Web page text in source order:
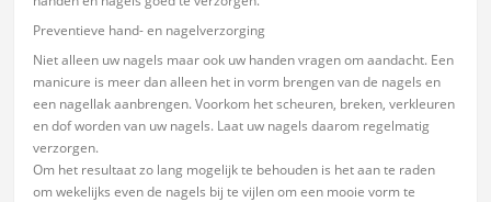
Preventieve hand- en nagelverzorging
Niet alleen uw nagels maar ook uw handen vragen om aandacht. Een
manicure is meer dan alleen het in vorm brengen van de nagels en
een nagellak aanbrengen. Voorkom het scheuren, breken, verkleuren
en dof worden van uw nagels. Laat uw nagels daarom regelmatig
verzorgen.
Om het resultaat zo lang mogelijk te behouden is het aan te raden
om wekelijks even de nagels bij te vijlen om een mooie vorm te